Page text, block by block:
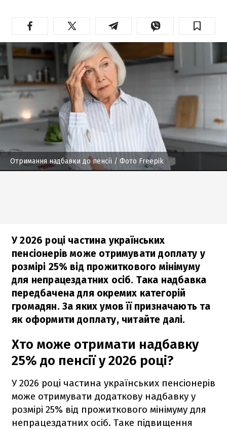
Отримання надбавки до пенсії / Фото Freepik
У 2026 році частина українських
пенсіонерів може отримувати доплату у
розмірі 25% від прожиткового мінімуму
для непрацездатних осіб. Така надбавка
передбачена для окремих категорій
громадян. За яких умов її призначають та
як оформити доплату, читайте далі.
Хто може отримати надбавку
25% до пенсії у 2026 році?
У 2026 році частина українських пенсіонерів
може отримувати додаткову надбавку у
розмірі 25% від прожиткового мінімуму для
непрацездатних осіб. Таке підвищення